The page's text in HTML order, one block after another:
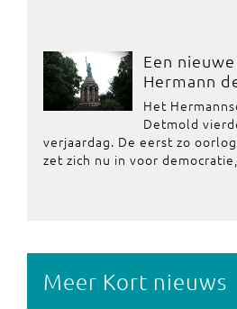
Een
Hermann
Het
Detmold
verjaardag. De eerst zo
zet zich nu in voor
Meer Kort nieuws